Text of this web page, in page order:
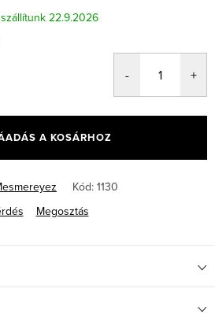
22.9.2026
A KOSÁRHOZ
Kód: 1130
Megosztás